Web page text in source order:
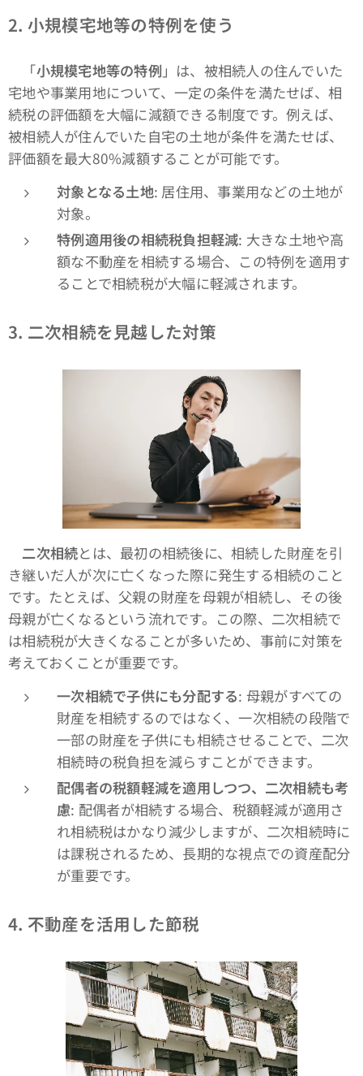
2. 小規模宅地等の特例を使う
「小規模宅地等の特例 」は、被相続人の住んでいた
宅地や事業用地について、一定の条件を満たせば、相
続税の評価額を大幅に減額できる制度です。例えば、
被相続人が住んでいた自宅の土地が条件を満たせば、
評価額を最大80%減額することが可能です。
対象となる土地: 居住用、事業用などの土地が
対象。
特例適用後の相続税負担軽減: 大きな土地や高
額な不動産を相続する場合、この特例を適用す
ることで相続税が大幅に軽減されます。
3. 二次相続を見越した対策
二次相続とは、最初の相続後に、相続した財産を引
き継いだ人が次に亡くなった際に発生する相続のこと
です。たとえば、父親の財産を母親が相続し、その後
母親が亡くなるという流れです。この際、二次相続で
は相続税が大きくなることが多いため、事前に対策を
考えておくことが重要です。
一次相続で子供にも分配する: 母親がすべての
財産を相続するのではなく、一次相続の段階で
一部の財産を子供にも相続させることで、二次
相続時の税負担を減らすことができます。
配偶者の税額軽減を適用しつつ、二次相続も考
慮: 配偶者が相続する場合、税額軽減が適用さ
れ相続税はかなり減少しますが、二次相続時に
は課税されるため、長期的な視点での資産配分
が重要です。
4. 不動産を活用した節税